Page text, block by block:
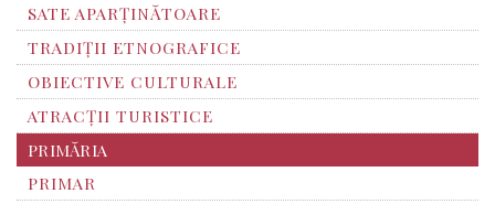
SATE APARȚINĂTOARE
TRADIȚII ETNOGRAFICE
OBIECTIVE CULTURALE
ATRACȚII TURISTICE
PRIMĂRIA
PRIMAR